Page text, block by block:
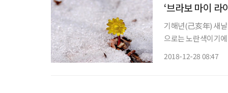
‘브라보 마이 라
기해년(己亥年) 새
으로는 노란색이기
2018-12-28 08:47